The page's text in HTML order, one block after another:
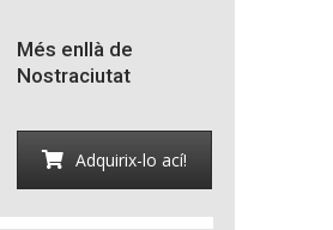
Més enllà de
Nostraciutat
Adquirix-lo ací!